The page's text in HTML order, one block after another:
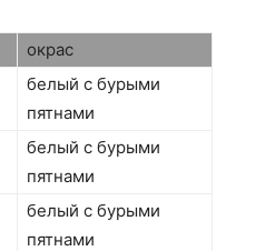
окрас
белый с бурыми
пятнами
белый с бурыми
пятнами
белый с бурыми
пятнами